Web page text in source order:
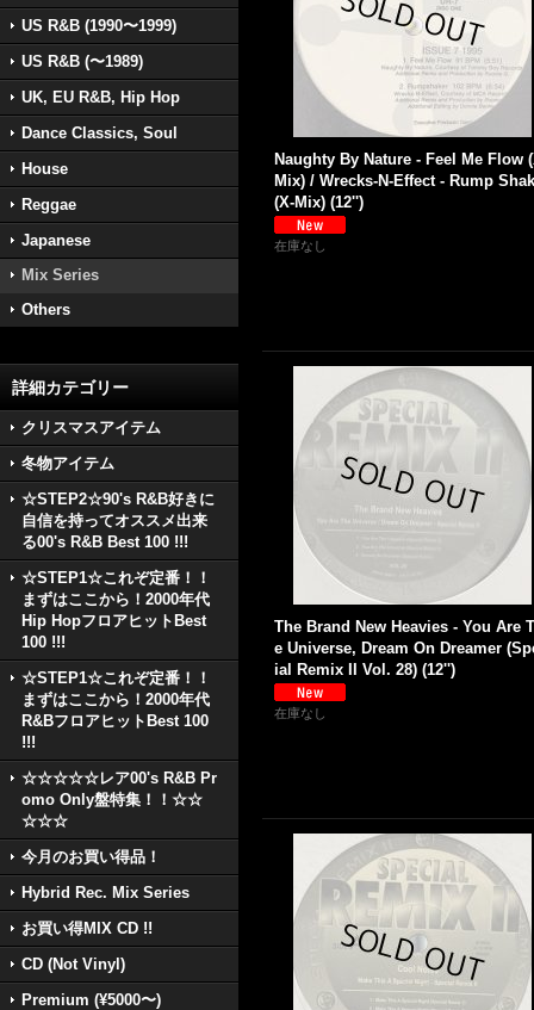
US R&B (1990〜1999)
US R&B (〜1989)
UK, EU R&B, Hip Hop
Dance Classics, Soul
House
Reggae
Japanese
Mix Series
Others
詳細カテゴリー
クリスマスアイテム
冬物アイテム
☆STEP2☆90's R&B好きに
自信を持ってオススメ出来
る00's R&B Best 100 !!!
☆STEP1☆これぞ定番！！
まずはここから！2000年代
Hip HopフロアヒットBest
100 !!!
☆STEP1☆これぞ定番！！
まずはここから！2000年代
R&BフロアヒットBest 100
!!!
☆☆☆☆☆レア00's R&B Pr
omo Only盤特集！！☆☆
☆☆☆
今月のお買い得品！
Hybrid Rec. Mix Series
お買い得MIX CD !!
CD (Not Vinyl)
Premium (¥5000〜)
Naughty By Nature - Feel Me Flow
Mix) / Wrecks-N-Effect - Rump
(X-Mix) (12'')
在庫なし
The Brand New Heavies - You Are
e Universe, Dream On Dreamer
ial Remix II Vol. 28) (12'')
在庫なし